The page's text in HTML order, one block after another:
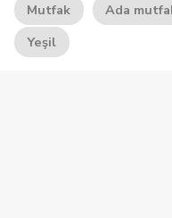
Mutfak Ada
Yeşil